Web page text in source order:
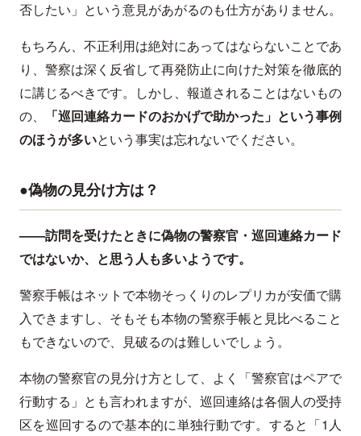
否したい」という意見があがるのも仕方がありません。
もちろん、不正利用は絶対にあってはならないことであ
り、警察は深く反省して再発防止に向けた対策を徹底的
に講じるべきです。しかし、報道されることはないもの
の、
「巡回連絡カードのおかげで助かった」という事例
のほうが多いという事実は忘れないでください。
●偽物の見分け方は？
——訪問を受けたときに偽物の警察官・巡回連絡カード
ではないか、と思う人も多いようです。
警察手帳はネットで本物そっくりのレプリカが安価で購
入できますし、そもそも本物の警察手帳と見比べること
もできないので、見破るのは難しいでしょう。
本物の警察官の見分け方として、よく「警察官はペアで
行動する」とも言われますが、巡回連絡は各個人の受持
区を巡回するので基本的に単独行動です。すると「1人